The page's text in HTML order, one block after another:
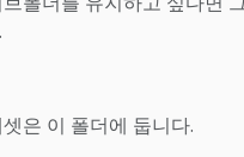
은 이 폴더에 둡니다.